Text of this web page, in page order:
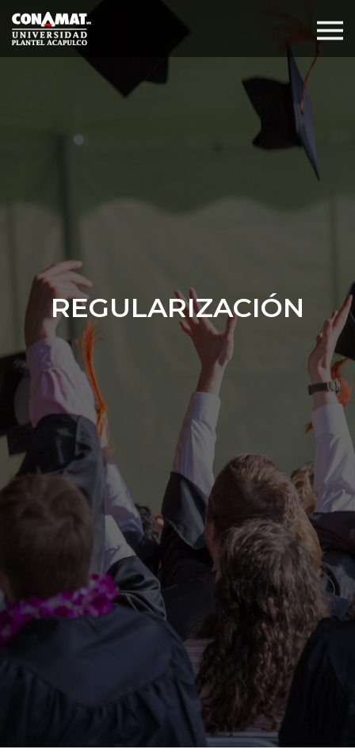
REGULARIZACIÓN